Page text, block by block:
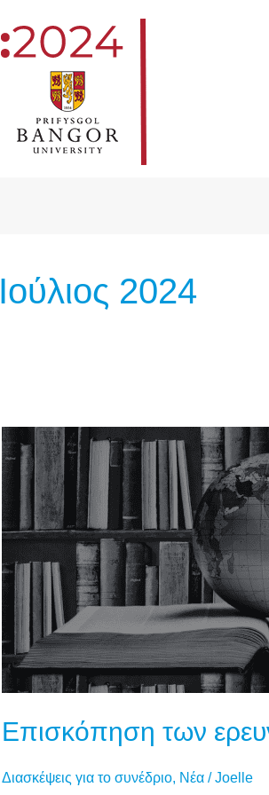
Ιούλιος 2024
Επισκόπηση των
Διασκέψεις για το συνέδριο, Νέα/Joelle